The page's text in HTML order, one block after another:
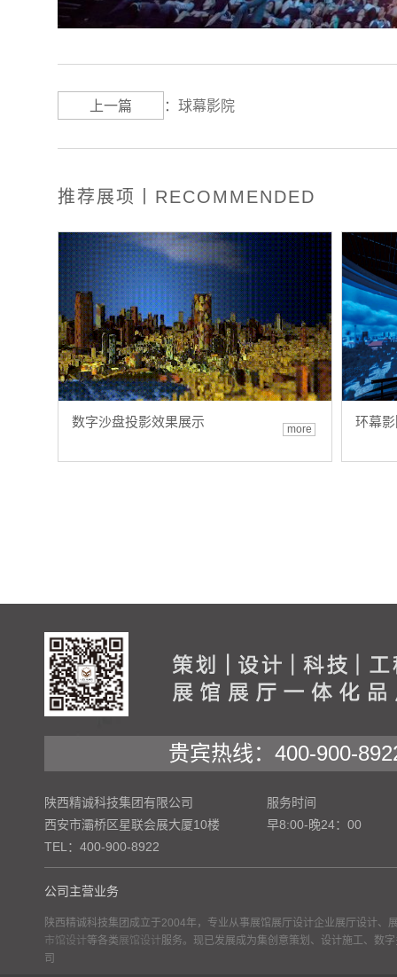
上一篇 ： 球幕影院
推荐展项丨RECOMMENDED
数字沙盘投影效果展示 more 环幕
贵宾热线：400-900-
陕西精诚科技集团有限公司
西安市灞桥区星联会展大厦10楼
TEL：400-900-8922
服务时间
早8:00-晚24：00
公司主营业务
陕西精诚科技集团成立于2004年，专业从事展馆展厅设计企业展厅设计、
市馆设计等各类 展馆设计 服务。现已发展成为集创意策划、设计施工、数
司